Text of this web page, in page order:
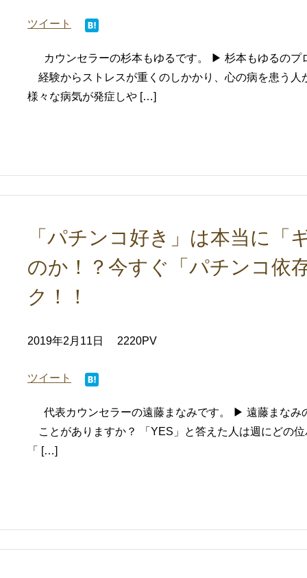
ツイート
カウンセラーの杉本もゆるです。 ▶ 杉本もゆるの
経験からストレスが重くのしかかり、心の病を患う
様々な病気が発症しや […]
「パチンコ好き」は本当に「
のか！？今すぐ「パチンコ依
ク！！
2019年2月11日 2220PV
ツイート
代表カウンセラーの遠藤まなみです。 ▶ 遠藤まな
ことがありますか？ 「YES」と答えた人は週にどの
「 […]